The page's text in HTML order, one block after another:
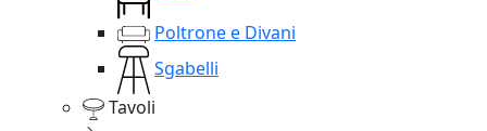
Poltrone e Divani
Sgabelli
Tavoli